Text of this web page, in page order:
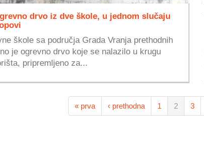
drvo iz dve škole, u jednom slučaju
škole sa područja Grada Vranja prethodnih
je ogrevno drvo koje se nalazilo u krugu
pripremljeno za...
« prva ‹ prethodna 1 2 3